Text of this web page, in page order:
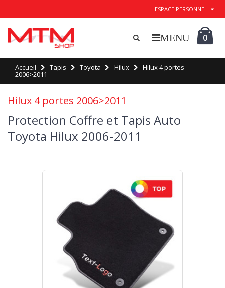
ESPACE PERSONNEL
0
Accueil Tapis Toyota Hilux Hilux 4 portes
2006>2011
Hilux 4 portes 2006>2011
Protection Coffre et Tapis Auto
Toyota Hilux 2006-2011